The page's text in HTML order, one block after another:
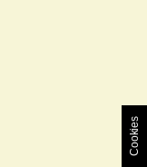
Cookies